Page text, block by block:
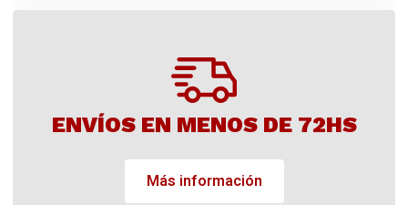
ENVÍOS EN MENOS DE 72HS
Más información